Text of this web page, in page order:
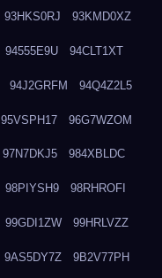
93HKS0RJ 93KMD0XZ
94555E9U 94CLT1XT
94J2GRFM 94Q4Z2L5
95VSPH17 96G7WZOM
97N7DKJ5 984XBLDC
98PIYSH9 98RHROFI
99GDI1ZW 99HRLVZZ
9AS5DY7Z 9B2V77PH